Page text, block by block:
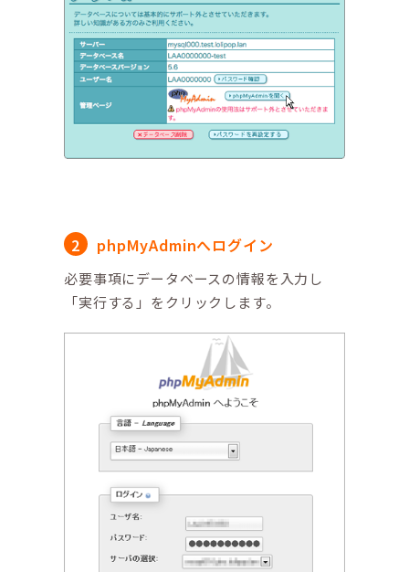
phpMyAdminへログイン
必要事項にデータベースの情報を入力し
「実行する」をクリックします。